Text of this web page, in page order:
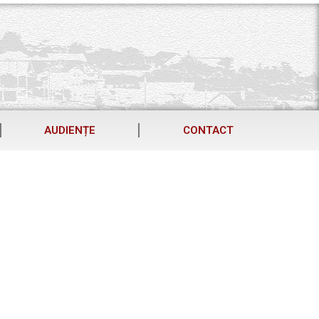
AUDIENȚE CONTACT